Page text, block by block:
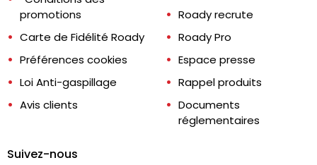
promotions
Carte de Fidélité Roady
Préférences cookies
Loi Anti-gaspillage
Avis clients
Roady recrute
Roady Pro
Espace presse
Rappel produits
Documents
réglementaires
Suivez-nous